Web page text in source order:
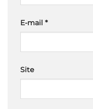
E-mail *
Site